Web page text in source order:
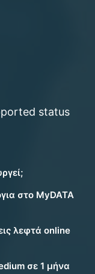
status
στο MyDATA
λεφτά online
σε 1 μήνα